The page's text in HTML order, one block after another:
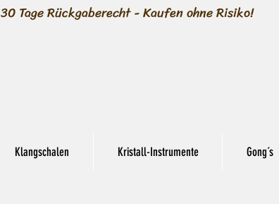
30 Tage Rückgaberecht - Kaufen ohne Risiko!
Klangschalen Kristall-Instrumente Gong´s